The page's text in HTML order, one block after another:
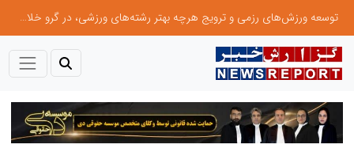
توسعه ورزش‌های رزمی و ترویج هرچه بهتر رشته‌های ورزشی، در گرو خلاقیت و نوآوری است